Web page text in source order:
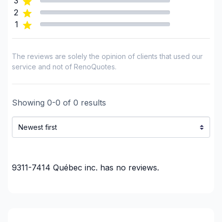
2
1
The reviews are solely the opinion of clients that used our
service and not of RenoQuotes.
Showing 0-0 of 0 results
9311-7414 Québec inc. has no reviews.